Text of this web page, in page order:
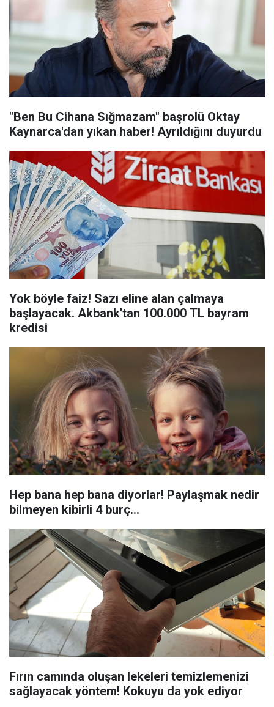
"Ben Bu Cihana Sığmazam" başrolü Oktay
Kaynarca'dan yıkan haber! Ayrıldığını duyurdu
Yok böyle faiz! Sazı eline alan çalmaya
başlayacak. Akbank'tan 100.000 TL bayram
kredisi
Hep bana hep bana diyorlar! Paylaşmak nedir
bilmeyen kibirli 4 burç...
Fırın camında oluşan lekeleri temizlemenizi
sağlayacak yöntem! Kokuyu da yok ediyor